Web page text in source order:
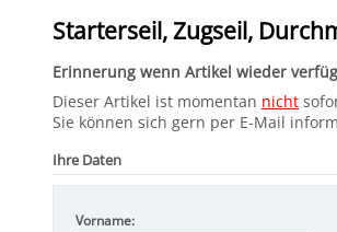
Starterseil, Zugseil,
Erinnerung wenn Artikel wieder
Dieser Artikel ist momentan nicht
Sie können sich gern per E-Mail
Ihre Daten
Vorname: